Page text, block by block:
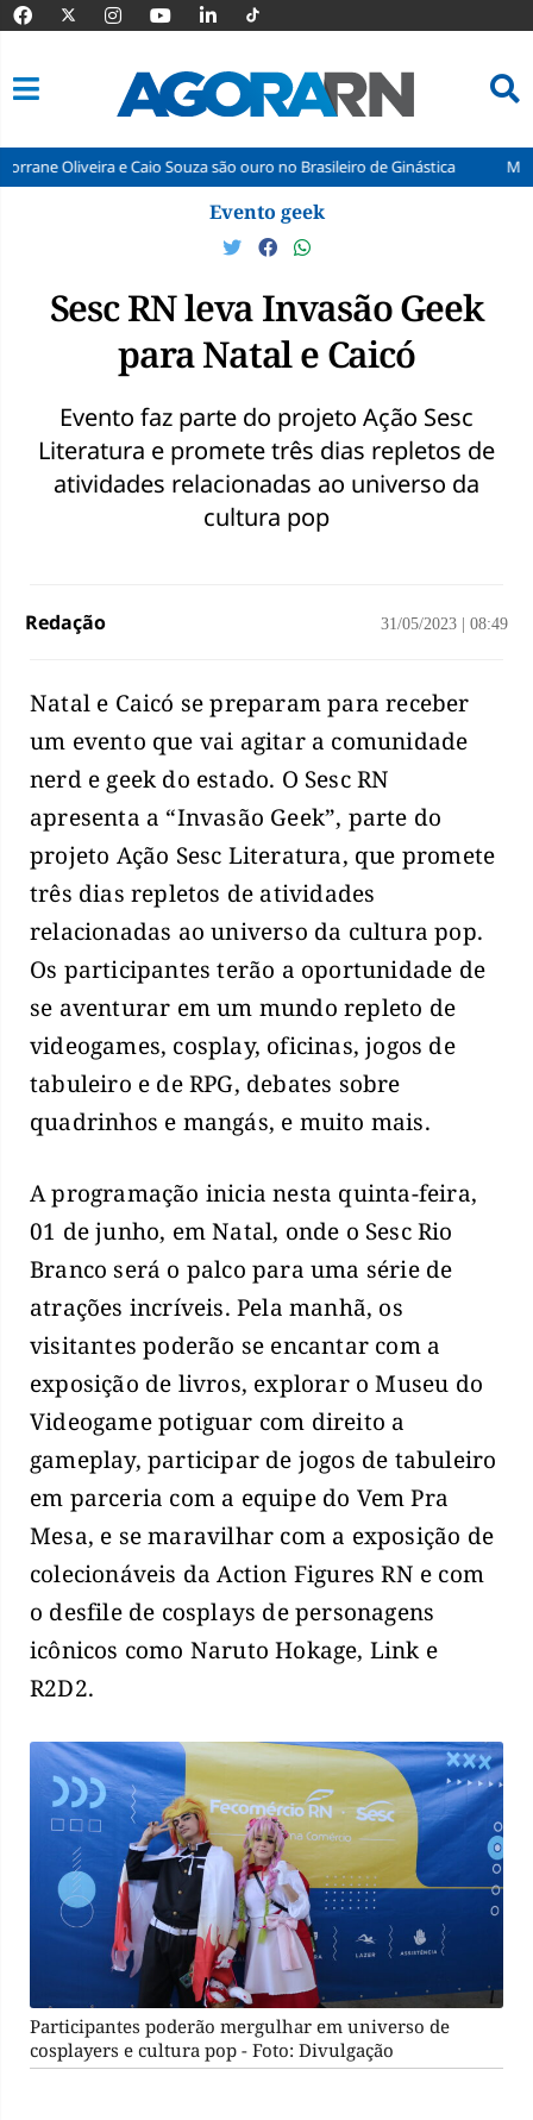
e Caio Souza são ouro no Brasileiro de Ginástica Manutenção
Evento geek
Sesc RN leva Invasão Geek
para Natal e Caicó
Evento faz parte do projeto Ação Sesc
Literatura e promete três dias repletos de
atividades relacionadas ao universo da
cultura pop
Redação 31/05/2023 08:49
Natal e Caicó se preparam para receber
um evento que vai agitar a comunidade
nerd e geek do estado. O Sesc RN
apresenta a “Invasão Geek”, parte do
projeto Ação Sesc Literatura, que promete
três dias repletos de atividades
relacionadas ao universo da cultura pop.
Os participantes terão a oportunidade de
se aventurar em um mundo repleto de
videogames, cosplay, oficinas, jogos de
tabuleiro e de RPG, debates sobre
quadrinhos e mangás, e muito mais.
A programação inicia nesta quinta-feira,
01 de junho, em Natal, onde o Sesc Rio
Branco será o palco para uma série de
atrações incríveis. Pela manhã, os
visitantes poderão se encantar com a
exposição de livros, explorar o Museu do
Videogame potiguar com direito a
gameplay, participar de jogos de tabuleiro
em parceria com a equipe do Vem Pra
Mesa, e se maravilhar com a exposição de
colecionáveis da Action Figures RN e com
o desfile de cosplays de personagens
icônicos como Naruto Hokage, Link e
R2D2.
Participantes poderão mergulhar em universo de
cosplayers e cultura pop - Foto: Divulgação